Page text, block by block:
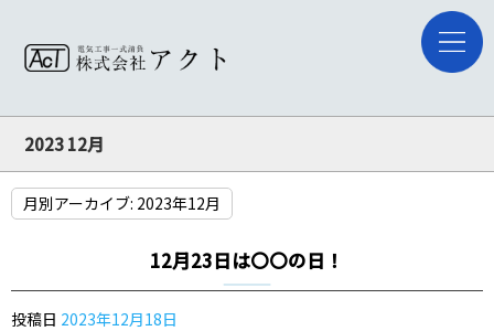
2023 12月
月別アーカイブ: 2023年12月
12月23日は〇〇の日！
投稿日 2023年12月18日